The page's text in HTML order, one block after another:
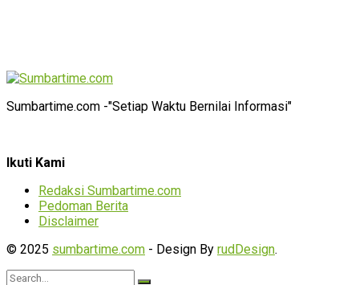
Sumbartime.com -"Setiap Waktu Bernilai Informasi"
Ikuti Kami
Redaksi Sumbartime.com
Pedoman Berita
Disclaimer
© 2025 sumbartime.com - Design By rudDesign.